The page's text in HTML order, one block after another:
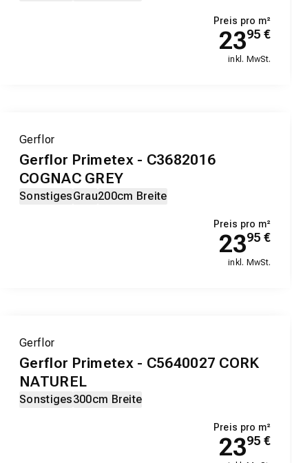
Preis pro m²
2395 €
inkl. MwSt.
Gerflor
Gerflor Primetex - C3682016
COGNAC GREY
SonstigesGrau200cm Breite
Preis pro m²
2395 €
inkl. MwSt.
Gerflor
Gerflor Primetex - C5640027 CORK
NATUREL
Sonstiges300cm Breite
Preis pro m²
2395 €